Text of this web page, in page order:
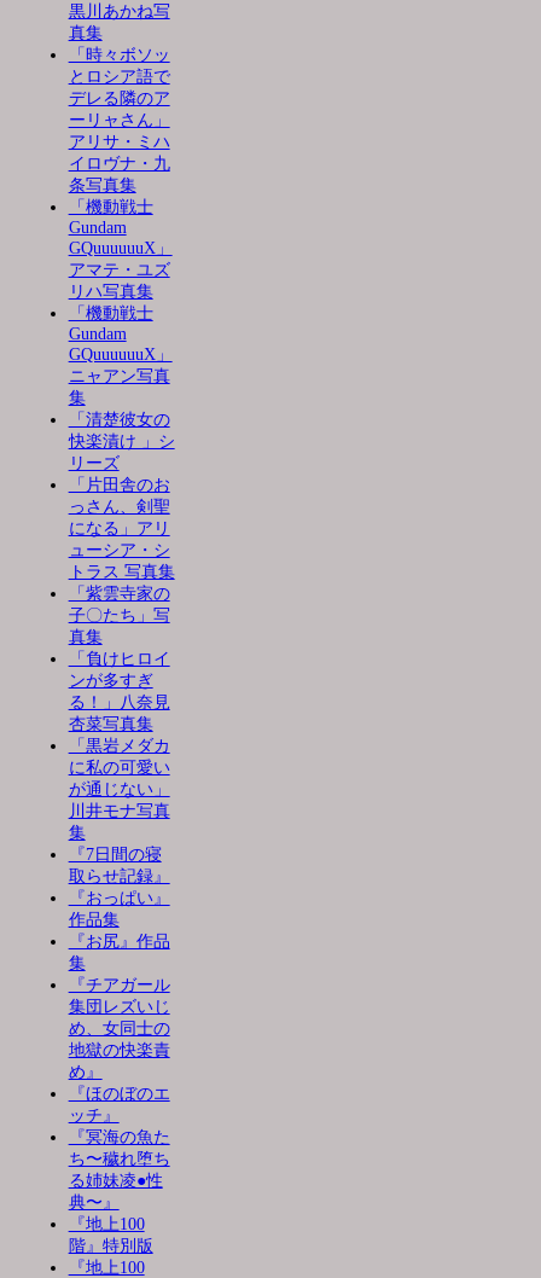
黒川あかね写
真集
「時々ボソッ
とロシア語で
デレる隣のア
ーリャさん」
アリサ・ミハ
イロヴナ・九
条写真集
「機動戦士
Gundam
GQuuuuuuX」
アマテ・ユズ
リハ写真集
「機動戦士
Gundam
GQuuuuuuX」
ニャアン写真
集
「清楚彼女の
快楽漬け 」シ
リーズ
「片田舎のお
っさん、剣聖
になる」アリ
ューシア・シ
トラス 写真集
「紫雲寺家の
子〇たち」写
真集
「負けヒロイ
ンが多すぎ
る！」八奈見
杏菜写真集
「黒岩メダカ
に私の可愛い
が通じない」
川井モナ写真
集
『7日間の寝
取らせ記録』
『おっぱい』
作品集
『お尻』作品
集
『チアガール
集団レズいじ
め、女同士の
地獄の快楽責
め』
『ほのぼのエ
ッチ』
『冥海の魚た
ち〜穢れ堕ち
る姉妹凌●性
典〜』
『地上100
階』特別版
『地上100